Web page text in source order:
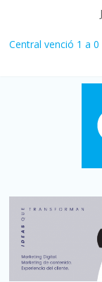
Central venció 1 a
La morosidad
afecta a 400 mil
Desde que asumió
denuncia crisis
Vacaciones de
turístico: 4,6
Fuerte caída de la